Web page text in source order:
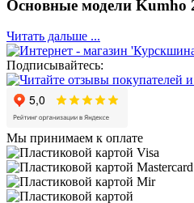
Основные модели Kumho
Читать дальше ...
Подписывайтесь:
Мы принимаем к оплате